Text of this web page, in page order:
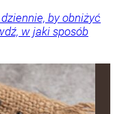
by obniżyć
w jaki sposób